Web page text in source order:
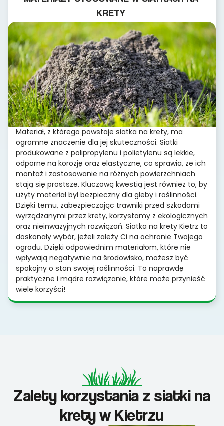
KRETY
Materiał, z którego powstaje siatka na krety, ma
ogromne znaczenie dla jej skuteczności. Siatki
produkowane z polipropylenu i polietylenu są lekkie,
odporne na korozję oraz elastyczne, co sprawia, że ich
montaż i zastosowanie na różnych powierzchniach
stają się prostsze. Kluczową kwestią jest również to, by
użyty materiał był bezpieczny dla gleby i roślinności.
Dzięki temu, zabezpieczając trawniki przed szkodami
wyrządzanymi przez krety, korzystamy z ekologicznych
oraz nieinwazyjnych rozwiązań. Siatka na krety Kietrz to
doskonały wybór, jeżeli zależy Ci na ochronie Twojego
ogrodu. Dzięki odpowiednim materiałom, które nie
wpływają negatywnie na środowisko, możesz być
spokojny o stan swojej roślinności. To naprawdę
praktyczne i mądre rozwiązanie, które może przynieść
wiele korzyści!
Zalety korzystania z siatki na
krety w Kietrzu